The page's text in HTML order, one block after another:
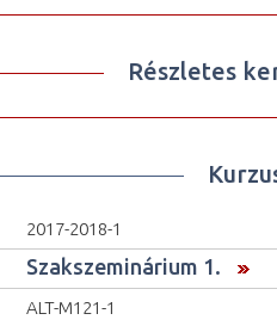
Részletes
2017-2018-1
Szakszeminárium 1.
ALT-M121-1